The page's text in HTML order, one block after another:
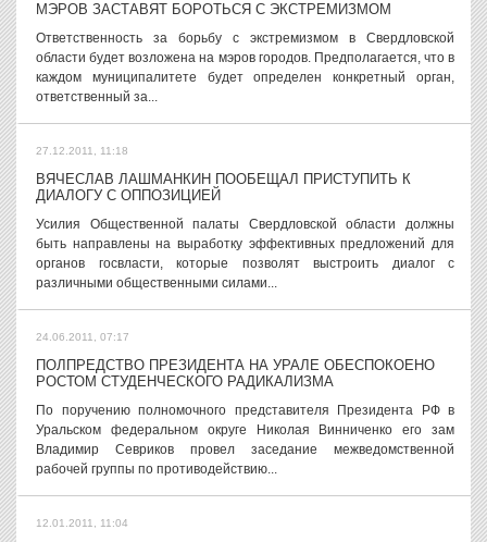
МЭРОВ ЗАСТАВЯТ БОРОТЬСЯ С ЭКСТРЕМИЗМОМ
Ответственность за борьбу с экстремизмом в Свердловской
области будет возложена на мэров городов. Предполагается, что в
каждом муниципалитете будет определен конкретный орган,
ответственный за...
27.12.2011, 11:18
ВЯЧЕСЛАВ ЛАШМАНКИН ПООБЕЩАЛ ПРИСТУПИТЬ К
ДИАЛОГУ С ОППОЗИЦИЕЙ
Усилия Общественной палаты Свердловской области должны
быть направлены на выработку эффективных предложений для
органов госвласти, которые позволят выстроить диалог с
различными общественными силами...
24.06.2011, 07:17
ПОЛПРЕДСТВО ПРЕЗИДЕНТА НА УРАЛЕ ОБЕСПОКОЕНО
РОСТОМ СТУДЕНЧЕСКОГО РАДИКАЛИЗМА
По поручению полномочного представителя Президента РФ в
Уральском федеральном округе Николая Винниченко его зам
Владимир Севриков провел заседание межведомственной
рабочей группы по противодействию...
12.01.2011, 11:04